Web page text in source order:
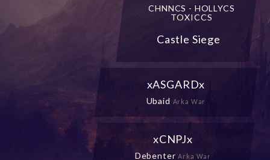
CHNNCS - HOLLYCS
TOXICCS
Castle Siege
xASGARDx
Ubaid Arka War
xCNPJx
DebenterArka War